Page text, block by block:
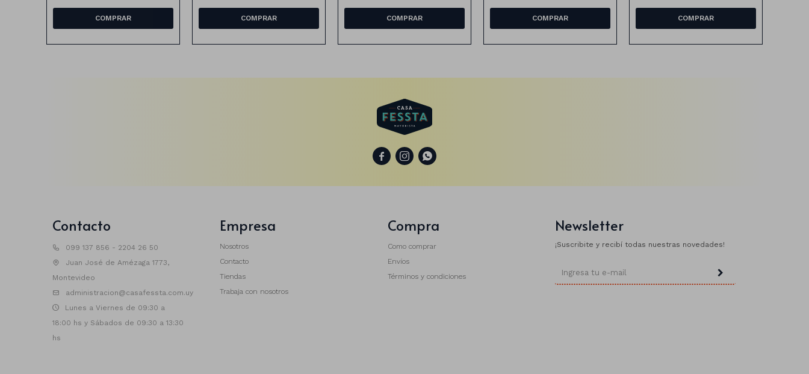
  
Contacto
099 137 856 - 2204 26 50
Juan José de Amézaga 1773,
Montevideo
administracion@casafessta.com.uy
Lunes a Viernes de 09:30 a
18:00 hs y Sábados de 09:30 a 13:30
hs
Empresa
Nosotros
Contacto
Tiendas
Trabaja con nosotros
Compra
Como comprar
Envíos
Términos y condiciones
Newsletter
¡Suscribite y recibí todas nuestras novedades!